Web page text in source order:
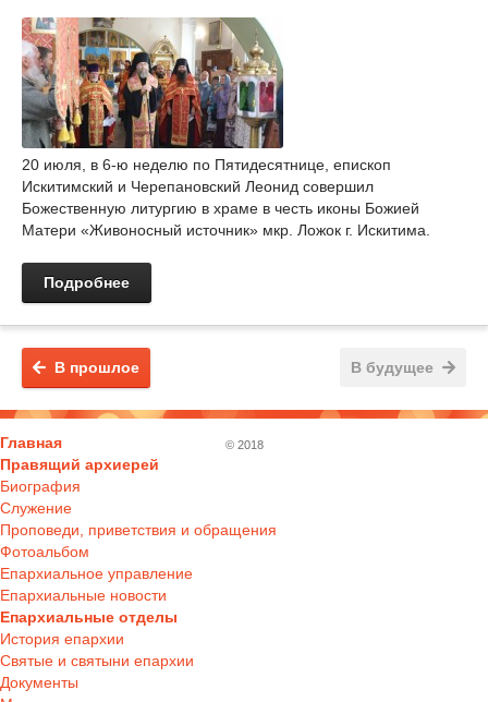
20 июля, в 6-ю неделю по Пятидесятнице, епископ
Искитимский и Черепановский Леонид совершил
Божественную литургию в храме в честь иконы Божией
Матери «Живоносный источник» мкр. Ложок г. Искитима.
Подробнее
В будущее
В прошлое
Главная
Правящий архиерей
Биография
Служение
Проповеди, приветствия и обращения
Фотоальбом
Епархиальное управление
Епархиальные новости
Епархиальные отделы
История епархии
Святые и святыни епархии
Документы
© 2018